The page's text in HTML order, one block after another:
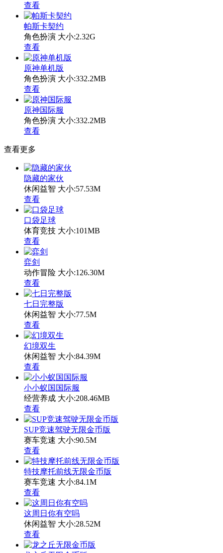
查看
帕斯卡契约
角色扮演 大小:2.32G
查看
原神单机版
角色扮演 大小:332.2MB
查看
原神国际服
角色扮演 大小:332.2MB
查看
查看更多
隐藏的家伙
休闲益智 大小:57.53M
查看
口袋足球
体育竞技 大小:101MB
查看
弈剑
动作冒险 大小:126.30M
查看
七日完整版
休闲益智 大小:77.5M
查看
幻境双生
休闲益智 大小:84.39M
查看
小小蚁国国际服
经营养成 大小:208.46MB
查看
SUP竞速驾驶无限金币版
赛车竞速 大小:90.5M
查看
特技摩托前线无限金币版
赛车竞速 大小:84.1M
查看
这周日你有空吗
休闲益智 大小:28.52M
查看